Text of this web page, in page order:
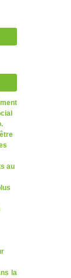
au
la